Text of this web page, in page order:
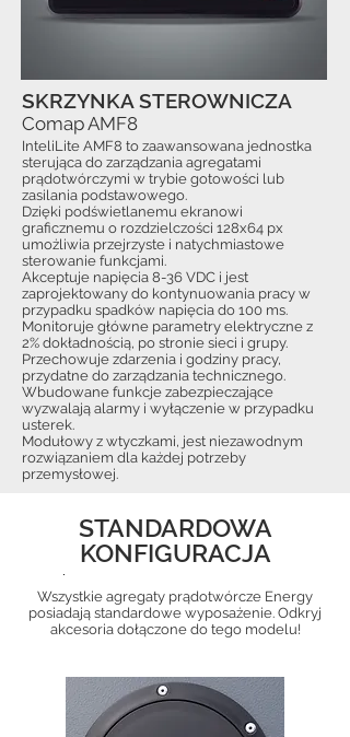
InteliLite AMF8 to zaawansowana jednostka
sterująca do zarządzania agregatami
prądotwórczymi w trybie gotowości lub
zasilania podstawowego.
Dzięki podświetlanemu ekranowi
graficznemu o rozdzielczości 128x64 px
umożliwia przejrzyste i natychmiastowe
sterowanie funkcjami.
Akceptuje napięcia 8-36 VDC i jest
zaprojektowany do kontynuowania pracy w
przypadku spadków napięcia do 100 ms.
Monitoruje główne parametry elektryczne z
2% dokładnością, po stronie sieci i grupy.
Przechowuje zdarzenia i godziny pracy,
przydatne do zarządzania technicznego.
Wbudowane funkcje zabezpieczające
wyzwalają alarmy i wyłączenie w przypadku
usterek.
Modułowy z wtyczkami, jest niezawodnym
rozwiązaniem dla każdej potrzeby
przemysłowej.
SKRZYNKA STEROWNICZA
Comap AMF8
STANDARDOWA
KONFIGURACJA
Wszystkie agregaty prądotwórcze Energy
posiadają standardowe wyposażenie. Odkryj
akcesoria dołączone do tego modelu!